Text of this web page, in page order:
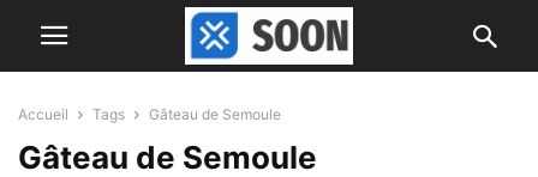
Accueil Tags Gâteau de Semoule
Gâteau de Semoule